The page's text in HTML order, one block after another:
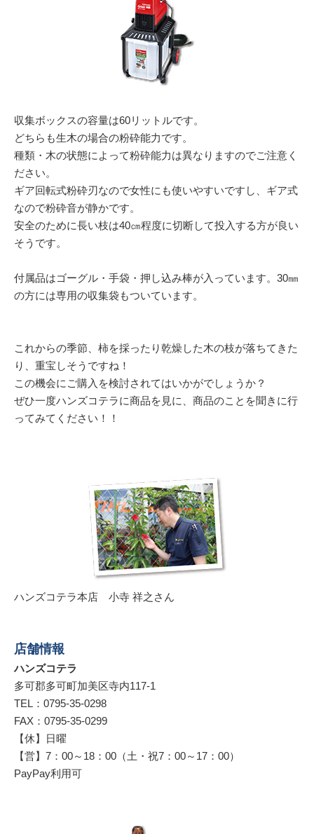
収集ボックスの容量は60リットルです。
どちらも生木の場合の粉砕能力です。
種類・木の状態によって粉砕能力は異なりますのでご注意く
ださい。
ギア回転式粉砕刃なので女性にも使いやすいですし、ギア式
なので粉砕音が静かです。
安全のために長い枝は40㎝程度に切断して投入する方が良い
そうです。
付属品はゴーグル・手袋・押し込み棒が入っています。30㎜
の方には専用の収集袋もついています。
これからの季節、柿を採ったり乾燥した木の枝が落ちてきた
り、重宝しそうですね！
この機会にご購入を検討されてはいかがでしょうか？
ぜひ一度ハンズコテラに商品を見に、商品のことを聞きに行
ってみてください！！
ハンズコテラ本店 小寺 祥之さん
店舗情報
ハンズコテラ
多可郡多可町加美区寺内117-1
TEL：0795-35-0298
FAX：0795-35-0299
【休】日曜
【営】7：00～18：00（土・祝7：00～17：00）
PayPay利用可